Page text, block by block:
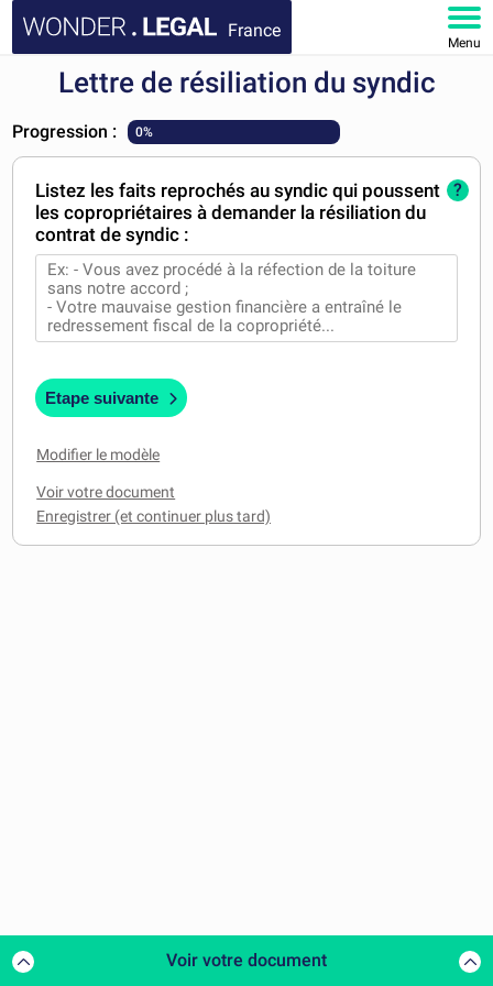
France
Menu
ACCUEIL
DOCUMENTS
FAQ
MON COMPTE
Lettre de résiliation du syndic
Progression : 0%
Listez les faits reprochés au syndic qui poussent
les copropriétaires à demander la résiliation du
contrat de syndic :
?
Etape suivante
Modifier le modèle
Voir votre document
Voir votre document